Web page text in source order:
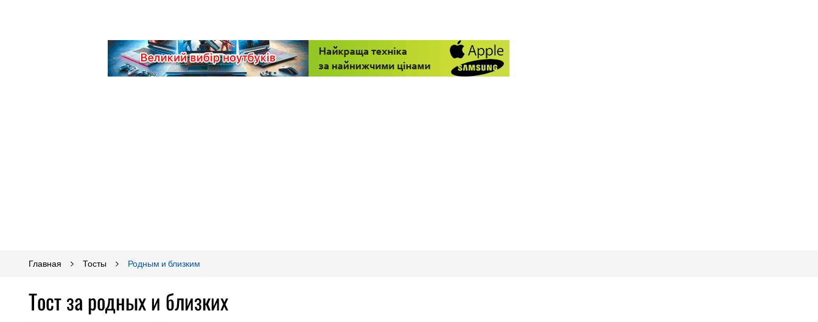
Главная Тосты Родным и близким
Тост за родных и близких